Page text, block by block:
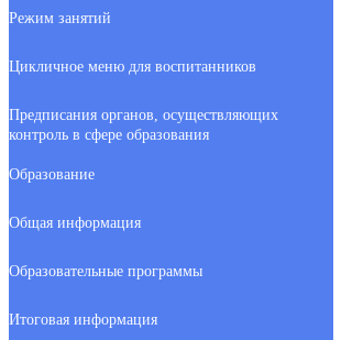
Режим занятий
Цикличное меню для воспитанников
Предписания органов, осуществляющих
контроль в сфере образования
Образование
Общая информация
Образовательные программы
Итоговая информация